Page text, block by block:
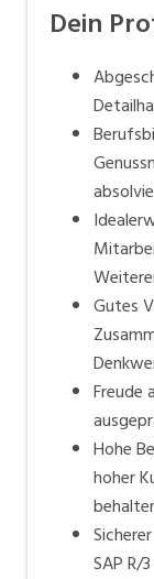
Dein
Gutes
Freude
Hohe
hoher
SAP R/